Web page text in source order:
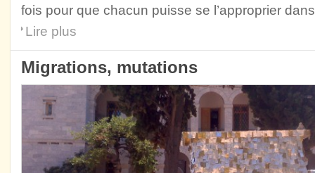
fois pour que chacun puisse se l’approprier
Lire plus
Migrations, mutations